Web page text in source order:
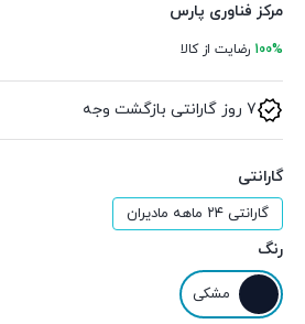
مرکز فناوری پارس
100% رضایت از کالا
7 روز گارانتی بازگشت وجه
گارانتی
گارانتی ۲۴ ماهه مادیران
رنگ
مشکی